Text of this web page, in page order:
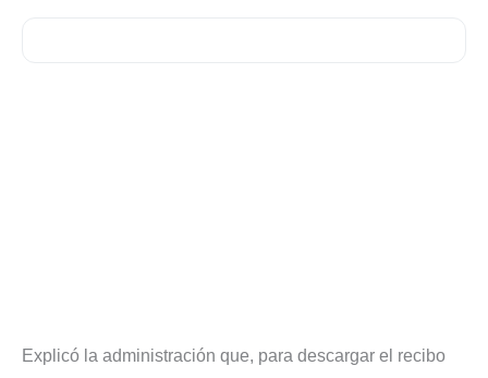
Explicó la administración que, para descargar el recibo